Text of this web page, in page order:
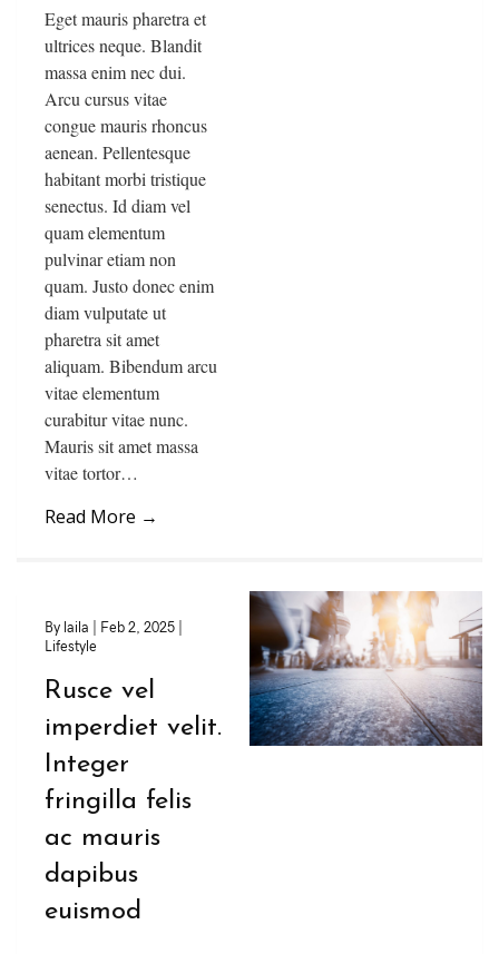
Eget mauris pharetra et
ultrices neque. Blandit
massa enim nec dui.
Arcu cursus vitae
congue mauris rhoncus
aenean. Pellentesque
habitant morbi tristique
senectus. Id diam vel
quam elementum
pulvinar etiam non
quam. Justo donec enim
diam vulputate ut
pharetra sit amet
aliquam. Bibendum arcu
vitae elementum
curabitur vitae nunc.
Mauris sit amet massa
vitae tortor…
Read More →
By laila Feb 2, 2025
Lifestyle
Rusce vel
imperdiet velit.
Integer
fringilla felis
ac mauris
dapibus
euismod